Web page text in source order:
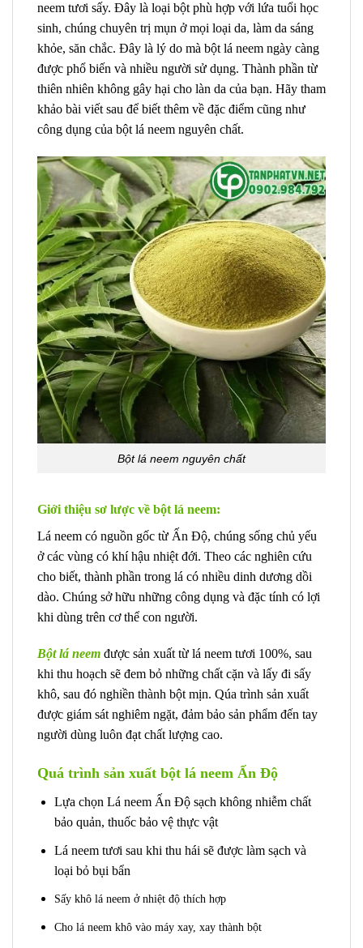
neem tươi sấy. Đây là loại bột phù hợp với lứa tuổi học
sinh, chúng chuyên trị mụn ở mọi loại da, làm da sáng
khỏe, săn chắc. Đây là lý do mà bột lá neem ngày càng
được phổ biến và nhiều người sử dụng. Thành phần từ
thiên nhiên không gây hại cho làn da của bạn. Hãy tham
khảo bài viết sau để biết thêm về đặc điểm cũng như
công dụng của bột lá neem nguyên chất.
Bột lá neem nguyên chất
Giới thiệu sơ lược về bột lá neem:
Lá neem có nguồn gốc từ Ấn Độ, chúng sống chủ yếu
ở các vùng có khí hậu nhiệt đới. Theo các nghiên cứu
cho biết, thành phần trong lá có nhiều dinh dương dồi
dào. Chúng sở hữu những công dụng và đặc tính có lợi
khi dùng trên cơ thể con người.
Bột lá neem được sản xuất từ lá neem tươi 100%, sau
khi thu hoạch sẽ đem bỏ những chất cặn và lấy đi sấy
khô, sau đó nghiền thành bột mịn. Qúa trình sản xuất
được giám sát nghiêm ngặt, đảm bảo sản phẩm đến tay
người dùng luôn đạt chất lượng cao.
Quá trình sản xuất bột lá neem Ấn Độ
Lựa chọn Lá neem Ấn Độ sạch không nhiễm chất
bảo quản, thuốc bảo vệ thực vật
Lá neem tươi sau khi thu hái sẽ được làm sạch và
loại bỏ bụi bẩn
Sấy khô lá neem ở nhiệt độ thích hợp
Cho lá neem khô vào máy xay, xay thành bột